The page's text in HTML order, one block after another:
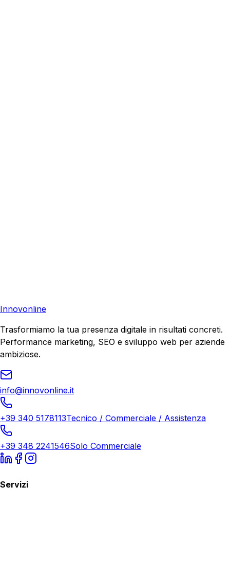
Innovonline
Trasformiamo la tua presenza digitale in risultati concreti.
Performance marketing, SEO e sviluppo web per aziende
ambiziose.
info@innovonline.it
+39 340 5178113Tecnico / Commerciale / Assistenza
+39 348 2241546Solo Commerciale
Servizi